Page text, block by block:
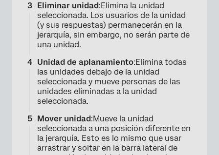
Eliminar unidad:Elimina la unidad
seleccionada. Los usuarios de la unidad
(y sus respuestas) permanecerán en la
jerarquía, sin embargo, no serán parte de
una unidad.
Unidad de aplanamiento:Elimina todas
las unidades debajo de la unidad
seleccionada y mueve personas de las
unidades eliminadas a la unidad
seleccionada.
Mover unidad:Mueve la unidad
seleccionada a una posición diferente en
la jerarquía. Esto es lo mismo que usar
arrastrar y soltar en la barra lateral de